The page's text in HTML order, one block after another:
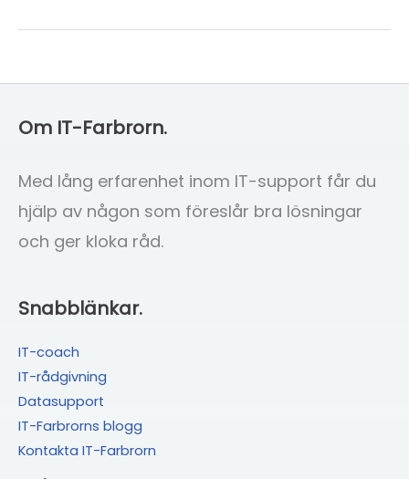
en
din
knapp
tid
EU’s
krav?
Om IT-Farbrorn.
Med lång erfarenhet inom IT-support får du
hjälp av någon som föreslår bra lösningar
och ger kloka råd.
Snabblänkar.
IT-coach
IT-rådgivning
Datasupport
IT-Farbrorns blogg
Kontakta IT-Farbrorn